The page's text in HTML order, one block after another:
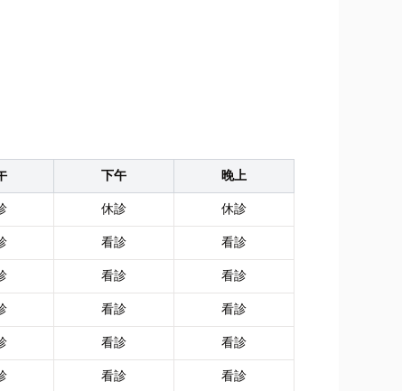
下午
晚上
休診
休診
看診
看診
看診
看診
看診
看診
看診
看診
看診
看診